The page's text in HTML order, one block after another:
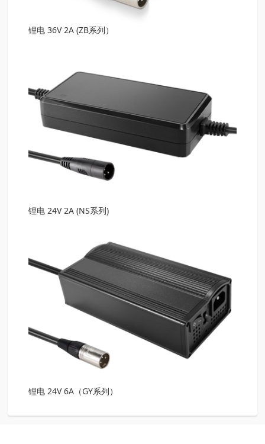
锂电 36V 2A (ZB系列）
锂电 24V 2A (NS系列)
锂电 24V 6A（GY系列）